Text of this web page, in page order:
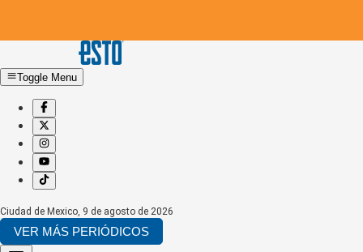
Toggle Menu
Ciudad de Mexico, 9 de agosto de 2026
VER MÁS PERIÓDICOS